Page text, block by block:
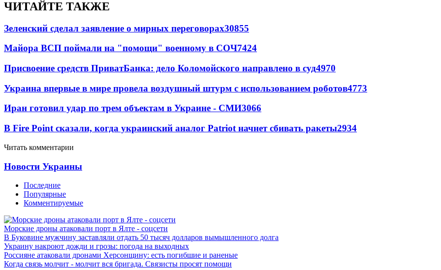
ЧИТАЙТЕ ТАКЖЕ
Зеленский сделал заявление о мирных переговорах30855
Майора ВСП поймали на "помощи" военному в СОЧ7424
Присвоение средств ПриватБанка: дело Коломойского направлено в суд4970
Украина впервые в мире провела воздушный штурм с использованием роботов4773
Иран готовил удар по трем объектам в Украине - СМИ3066
В Fire Point сказали, когда украинский аналог Patriot начнет сбивать ракеты2934
Читать комментарии
Новости Украины
Последние
Популярные
Комментируемые
Морские дроны атаковали порт в Ялте - соцсети
В Буковине мужчину заставляли отдать 50 тысяч долларов вымышленного долга
Украину накроют дожди и грозы: погода на выходных
Россияне атаковали дронами Херсонщину: есть погибшие и раненые
Когда связь молчит - молчит вся бригада. Связисты просят помощи